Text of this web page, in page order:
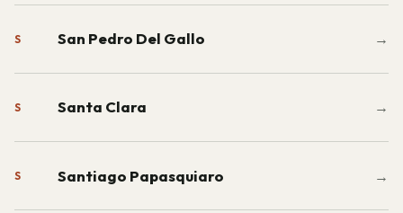
S San Pedro Del Gallo →
S Santa Clara →
S Santiago Papasquiaro →